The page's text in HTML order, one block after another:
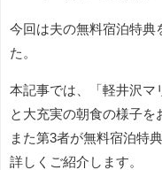
今回は夫の無料宿泊特典
た。
本記事では、「軽井沢マ
と大充実の朝食の様子を
また第3者が無料宿泊特
詳しくご紹介します。